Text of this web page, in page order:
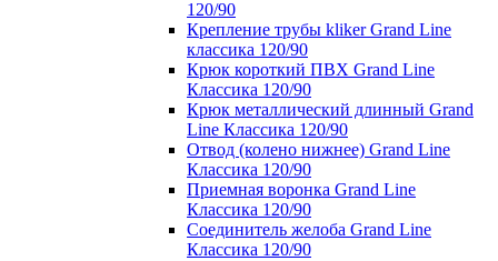
120/90
Крепление трубы kliker Grand Line
классика 120/90
Крюк короткий ПВХ Grand Line
Классика 120/90
Крюк металлический длинный Grand
Line Классика 120/90
Отвод (колено нижнее) Grand Line
Классика 120/90
Приемная воронка Grand Line
Классика 120/90
Соединитель желоба Grand Line
Классика 120/90